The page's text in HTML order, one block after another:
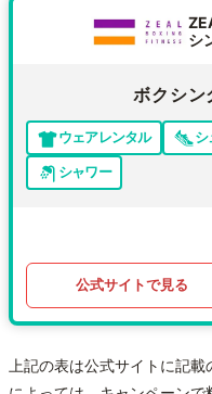
シ
ボクシン
ウェアレンタル シ
シャワー
公式サイトで見る
上記の表は公式サイトに記